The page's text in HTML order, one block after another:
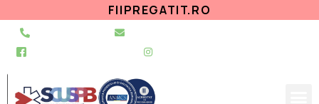
FIIPREGATIT.RO